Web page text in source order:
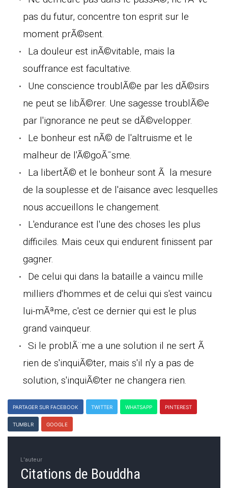
pas du futur, concentre ton esprit sur le
moment prÃ©sent.
La douleur est inÃ©vitable, mais la
souffrance est facultative.
Une conscience troublÃ©e par les dÃ©sirs
ne peut se libÃ©rer. Une sagesse troublÃ©e
par l'ignorance ne peut se dÃ©velopper.
Le bonheur est nÃ© de l'altruisme et le
malheur de l'Ã©goÃ¯sme.
La libertÃ© et le bonheur sont Ã la mesure
de la souplesse et de l'aisance avec lesquelles
nous accueillons le changement.
L'endurance est l'une des choses les plus
difficiles. Mais ceux qui endurent finissent par
gagner.
De celui qui dans la bataille a vaincu mille
milliers d'hommes et de celui qui s'est vaincu
lui-mÃªme, c'est ce dernier qui est le plus
grand vainqueur.
Si le problÃ¨me a une solution il ne sert Ã
rien de s'inquiÃ©ter, mais s'il n'y a pas de
solution, s'inquiÃ©ter ne changera rien.
PARTAGER SUR FACEBOOK TWITTER WHATSAPP PINTEREST
TUMBLR GOOGLE
L'auteur
Citations de Bouddha